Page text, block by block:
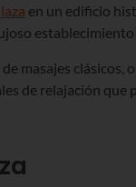
en un edificio
masajes
de relajación